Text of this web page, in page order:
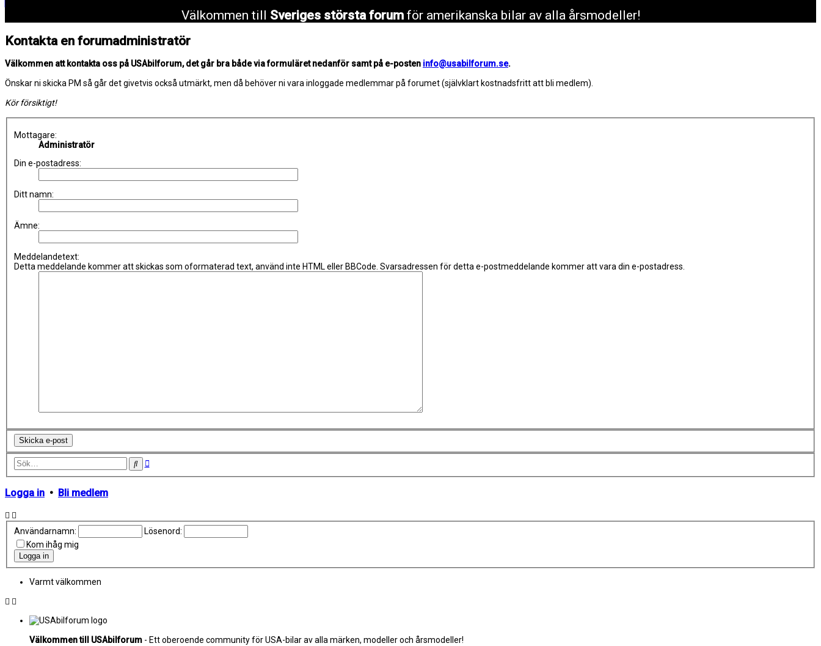
Välkommen till Sveriges största forumför amerikanska bilar av alla årsmodeller!
Kontakta en forumadministratör
Välkommen att kontakta oss på USAbilforum, det går bra både via formuläret nedanför samt på e-posten info@usabilforum.se.
Önskar ni skicka PM så går det givetvis också utmärkt, men då behöver ni vara inloggade medlemmar på forumet (självklart kostnadsfritt att bli medlem).
Kör försiktigt!
Mottagare:
Administratör
Din e-postadress:
Ditt namn:
Ämne:
Meddelandetext:
Detta meddelande kommer att skickas som oformaterad text, använd inte HTML eller BBCode. Svarsadressen för detta e-postmeddelande kommer att vara din e-postadress.
SökAvancerad
Logga in • Bli medlem
Användarnamn:
Lösenord:
Kom ihåg mig
Varmt välkommen
Välkommen till USAbilforum - Ett oberoende community för USA-bilar av alla märken, modeller och årsmodeller!